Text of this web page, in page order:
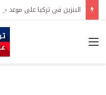
البنزين في تركيا على موعد
القائمة